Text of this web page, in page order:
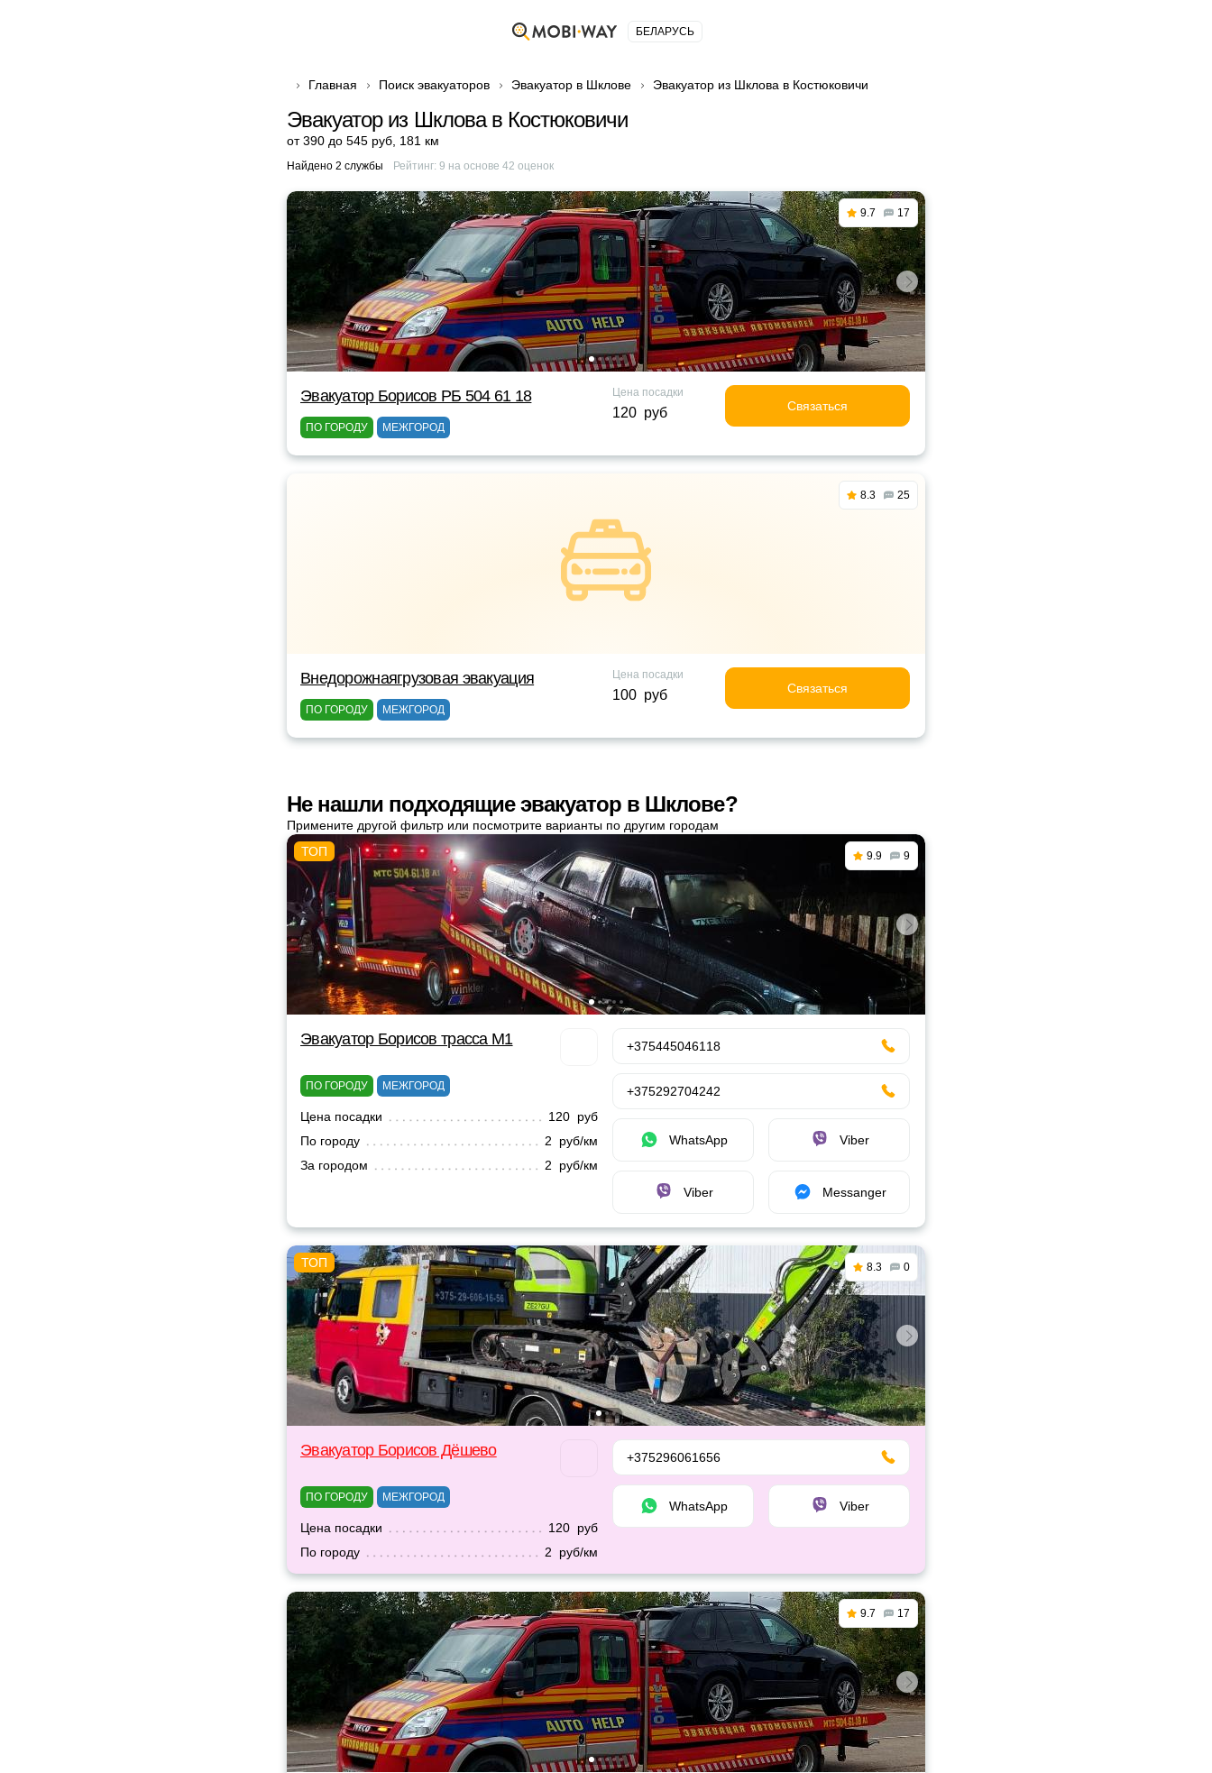
БЕЛАРУСЬ
Главная Поиск эвакуаторов Эвакуатор в Шклове Эвакуатор из Шклова в Костюковичи
Эвакуатор из Шклова в Костюковичи
от 390 до 545 руб 181 км
Найдено 2 службы Рейтинг: 9 на основе 42 оценок
9.7 17
Эвакуатор Борисов РБ 504 61 18
ПО ГОРОДУ МЕЖГОРОД
Цена посадки
120 руб Связаться
8.3 25
Внедорожнаягрузовая эвакуация
ПО ГОРОДУ МЕЖГОРОД
Цена посадки
100 руб Связаться
Не нашли подходящие эвакуатор в Шклове?
Примените другой фильтр или посмотрите варианты по другим городам
9.9 9
Эвакуатор Борисов трасса М1
ПО ГОРОДУ МЕЖГОРОД
Цена посадки
120 руб
По городу
2 руб/км
За городом
2 руб/км
+375445046118
+375292704242
WhatsApp Viber
Viber Messanger
8.3 0
Эвакуатор Борисов Дёшево
ПО ГОРОДУ МЕЖГОРОД
Цена посадки
120 руб
По городу
2 руб/км
+375296061656
WhatsApp Viber
9.7 17